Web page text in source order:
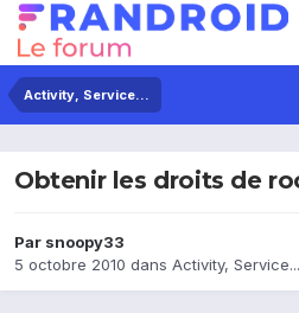
Activity, Service...
Obtenir les droits de
Par snoopy33
5 octobre 2010 dans Activity, Service...